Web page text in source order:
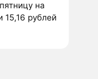
на
15,16 рублей